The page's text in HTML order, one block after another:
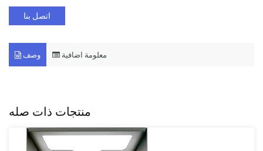
اتصل بنا
وصف معلومة اضافية
منتجات ذات صله